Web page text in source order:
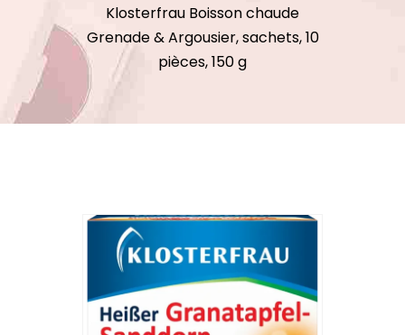
Klosterfrau Boisson chaude
Grenade & Argousier, sachets, 10
pièces, 150 g